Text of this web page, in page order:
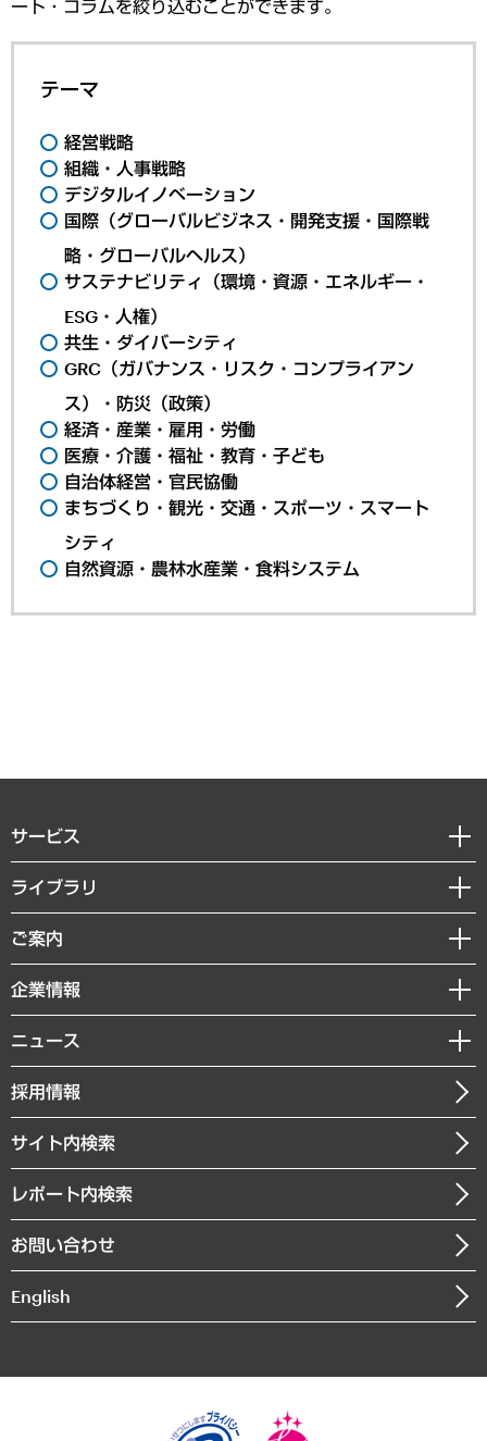
ート・コラムを絞り込むことができます。
テーマ
経営戦略
組織・人事戦略
デジタルイノベーション
国際（グローバルビジネス・開発支援・国際戦
略・グローバルヘルス）
サステナビリティ（環境・資源・エネルギー・
ESG・人権）
共生・ダイバーシティ
GRC（ガバナンス・リスク・コンプライアン
ス）・防災（政策）
経済・産業・雇用・労働
医療・介護・福祉・教育・子ども
自治体経営・官民協働
まちづくり・観光・交通・スポーツ・スマート
シティ
自然資源・農林水産業・食料システム
サービス
経営戦略
組織・人事戦略
デジタルイノベーション
共生・ダイバーシティ
GRC（ガバナンス・リスク・コンプライアンス）・防災（政策）
経済・産業・雇用・労働
まちづくり・観光・交通・スポーツ・スマートシティ
自然資源・農林水産業・食料システム
ライブラリ
経済調査
レポート
コラム
経営用語集
受託・受注実績（官公庁関連）
メディア掲載・出演
ご案内
セミナー・イベント情報
MUFGビジネスセミナー
受託案件情報
企業情報
私たちの想い
社長メッセージ
会社概要
沿革
組織図・本部部室紹介
インドネシア現地法人
個人情報保護方針
ニュース
ニュースリリース
お知らせ
採用情報
サイト内検索
レポート内検索
お問い合わせ
English